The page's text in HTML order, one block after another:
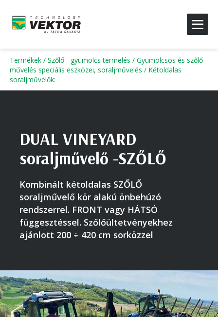
Termékek / Szőlő - gyümölcs termelés / Gyümölcsös és szőlő
művelés speciális eszközei, soraljművelés / Kétoldalas
soraljművelők:
DUAL VINEYARD
soraljművelő -SZŐLŐ
Kombinált kétoldalas SZŐLŐ
soraljművelő kör alakú önbehúzó
rendszerrel. FRONT vagy HÁTSÓ
függesztéssel. Szőlőültetvényekhez
ajánlott 200 ÷ 420 cm sorközzel